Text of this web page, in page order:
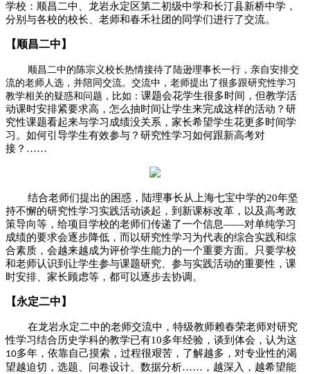
学校：顺昌二中、龙岩永定区第二初级中学和长汀县新桥中学，
分别与各校的校长、老师和春禾社团的同学们进行了交流。
【顺昌二中】
顺昌二中的陈宗义校长热情接待了陆逊理事长一行，亲自安排交
流的老师人选，并陪同交流。 交流中，老师提出了很多跟研究性学习
教学相关的疑惑和问题，比如： 课题会花学生很多时间，但教学活
动课时安排紧要求高，怎么抽时间让学生来完成这样的活动？研
究性课题看起来与学习成绩没关系，家长希望学生花更多时间学
习。如何引导学生有效参与？研究性学习如何跟新高考对
接？……
结合老师们提出的困惑，陆理事长从上海七宝中学的20年坚
持不懈的研究性学习实践活动谈起，到新课标改革，以及高考政
策导向等，给项目学校的老师们传递了一个信息——对单纯学习
成绩的要求会逐步降低，而以研究性学习为代表的综合实践和综
合素质，会越来越成为评价学生能力的一个重要方面。只要学校
和老师认识到让学生参与课题研究、参与实践活动的重要性，课
时安排、家长顾虑等，都可以逐步去协调。
【永定二中】
在龙岩永定二中的老师交流中，特级教师赖春荣老师对研究
性学习结合历史学科的教学已有10多年经验，谈到体会，认为这
10多年，依靠自己摸索，过程很艰苦，了解越多，对专业性的渴
望越迫切，选题、问卷设计、数据分析……，越深入，越希望能